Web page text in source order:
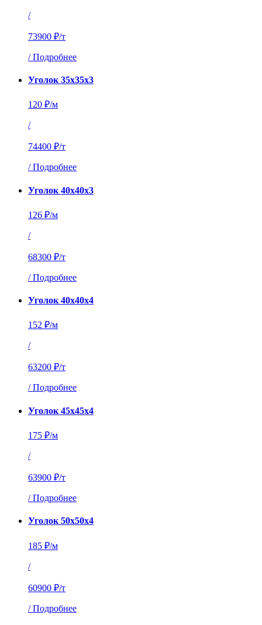
/
73900 ₽/т
/ Подробнее
Уголок 35х35х3
120 ₽/м
/
74400 ₽/т
/ Подробнее
Уголок 40х40х3
126 ₽/м
/
68300 ₽/т
/ Подробнее
Уголок 40х40х4
152 ₽/м
/
63200 ₽/т
/ Подробнее
Уголок 45х45х4
175 ₽/м
/
63900 ₽/т
/ Подробнее
Уголок 50х50х4
185 ₽/м
/
60900 ₽/т
/ Подробнее